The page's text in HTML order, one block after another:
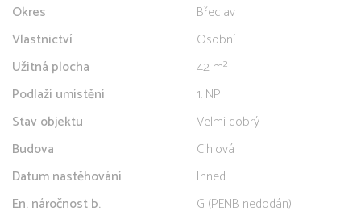
Okres
Břeclav
Vlastnictví
Osobní
Užitná plocha
42 m²
Podlaží umístění
1. NP
Stav objektu
Velmi dobrý
Budova
Cihlová
Datum nastěhování
Ihned
En. náročnost b.
G (PENB nedodán)